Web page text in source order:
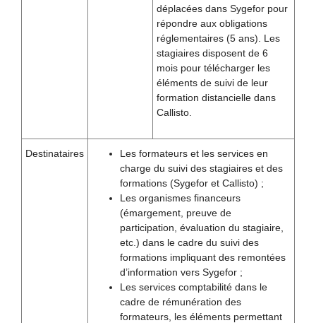
déplacées dans Sygefor pour
répondre aux obligations
réglementaires (5 ans). Les
stagiaires disposent de 6
mois pour télécharger les
éléments de suivi de leur
formation distancielle dans
Callisto.
Destinataires
Les formateurs et les services en
charge du suivi des stagiaires et des
formations (Sygefor et Callisto) ;
Les organismes financeurs
(émargement, preuve de
participation, évaluation du stagiaire,
etc.) dans le cadre du suivi des
formations impliquant des remontées
d’information vers Sygefor ;
Les services comptabilité dans le
cadre de rémunération des
formateurs, les éléments permettant